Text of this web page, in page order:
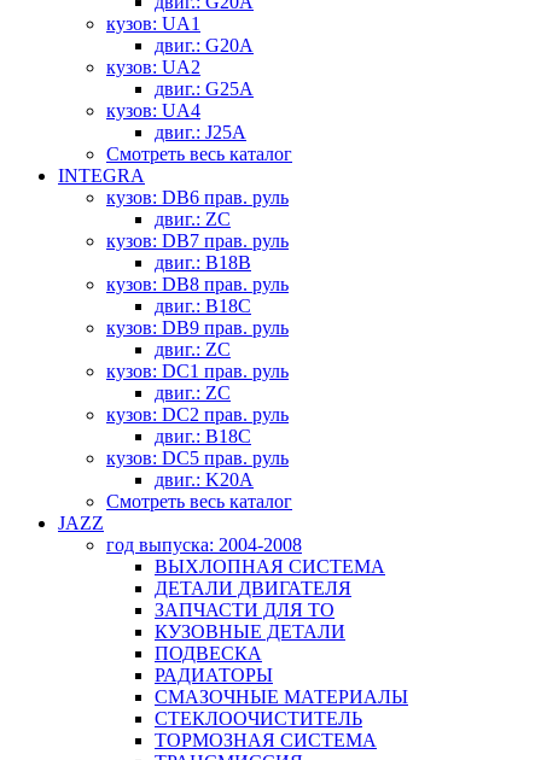
кузов: UA1
двиг.: G20A
кузов: UA2
двиг.: G25A
кузов: UA4
двиг.: J25A
Смотреть весь каталог
INTEGRA
кузов: DB6 прав. руль
двиг.: ZC
кузов: DB7 прав. руль
двиг.: B18B
кузов: DB8 прав. руль
двиг.: B18C
кузов: DB9 прав. руль
двиг.: ZC
кузов: DC1 прав. руль
двиг.: ZC
кузов: DC2 прав. руль
двиг.: B18C
кузов: DC5 прав. руль
двиг.: K20A
Смотреть весь каталог
JAZZ
год выпуска: 2004-2008
ВЫХЛОПНАЯ СИСТЕМА
ДЕТАЛИ ДВИГАТЕЛЯ
ЗАПЧАСТИ ДЛЯ ТО
КУЗОВНЫЕ ДЕТАЛИ
ПОДВЕСКА
РАДИАТОРЫ
СМАЗОЧНЫЕ МАТЕРИАЛЫ
СТЕКЛООЧИСТИТЕЛЬ
ТОРМОЗНАЯ СИСТЕМА